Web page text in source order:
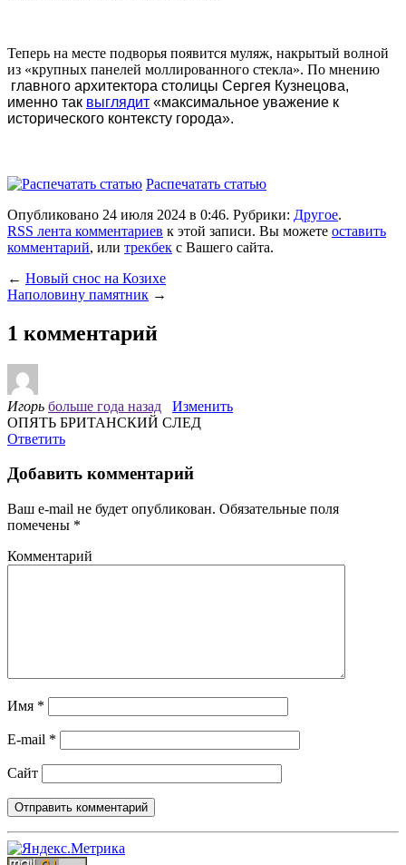
Теперь на месте подворья появится муляж, накрытый волной
из «крупных панелей моллированного стекла». По мнению
главного архитектора столицы Сергея Кузнецова,
именно так выглядит «максимальное уважение к
исторического контексту города».
Распечатать статью
Опубликовано 24 июля 2024 в 0:46. Рубрики: Другое.
RSS лента комментариев к этой записи. Вы можете оставить
комментарий, или трекбек с Вашего сайта.
← Новый снос на Козихе
Наполовину памятник →
1 комментарий
Игорь больше года назад
Изменить
ОПЯТЬ БРИТАНСКИЙ СЛЕД
Ответить
Добавить комментарий
Ваш e-mail не будет опубликован. Обязательные поля
помечены *
Комментарий
Имя *
E-mail *
Сайт